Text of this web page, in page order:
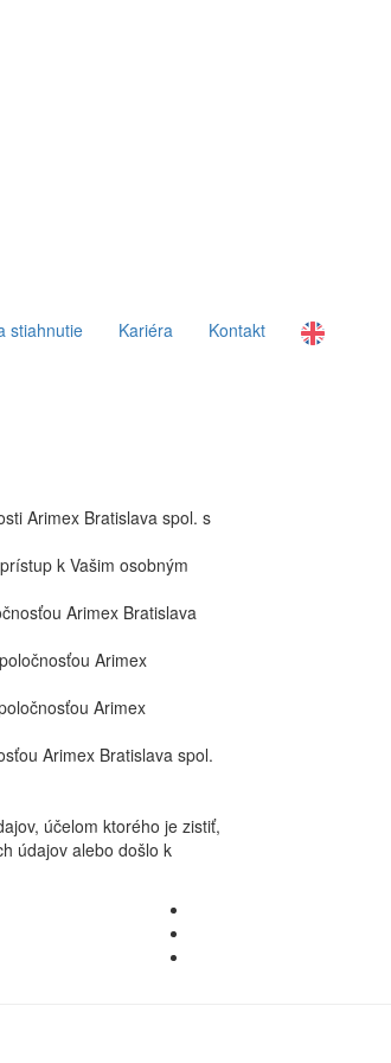
stiahnutie Kariéra Kontakt
Arimex Bratislava spol. s
k Vašim osobným
Arimex Bratislava
Arimex
Arimex
Arimex Bratislava spol.
účelom ktorého je zistiť,
údajov alebo došlo k